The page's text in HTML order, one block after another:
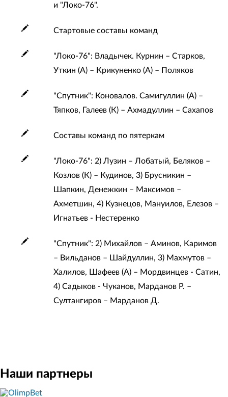
и "Локо-76".
Стартовые составы команд
"Локо-76": Владычек. Курнин – Старков,
Уткин (А) – Крикуненко (А) – Поляков
"Спутник": Коновалов. Самигуллин (А) –
Тяпков, Галеев (К) – Ахмадуллин – Сахапов
Составы команд по пятеркам
"Локо-76": 2) Лузин – Лобатый, Беляков –
Козлов (К) – Кудинов, 3) Брусникин –
Шапкин, Денежкин – Максимов –
Ахметшин, 4) Кузнецов, Мануилов, Елезов –
Игнатьев - Нестеренко
"Спутник": 2) Михайлов – Аминов, Каримов
– Вильданов – Шайдуллин, 3) Махмутов –
Халилов, Шафеев (А) – Мордвинцев - Сатин,
4) Садыков - Чуканов, Марданов Р. –
Султангиров – Марданов Д.
Наши партнеры